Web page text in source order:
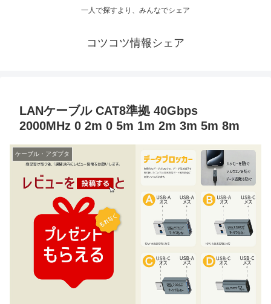
一人で探すより、みんなでシェア
コツコツ情報シェア
LANケーブル CAT8準拠 40Gbps
2000MHz 0 2m 0 5m 1m 2m 3m 5m 8m
ケーブル・アダプタ